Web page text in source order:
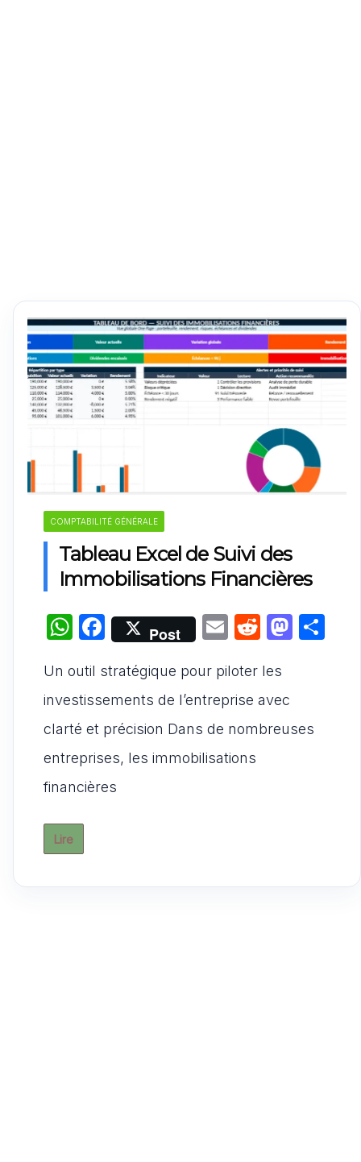
COMPTABILITÉ GÉNÉRALE
Tableau Excel de Suivi des
Immobilisations Financières
W
at
s
A
p
p
F
a
c
e
b
o
o
Post
E
ai
l
R
d
di
t
M
d
Un outil stratégique pour piloter les
investissements de l’entreprise avec
clarté et précision Dans de nombreuses
entreprises, les immobilisations
financières
Lire